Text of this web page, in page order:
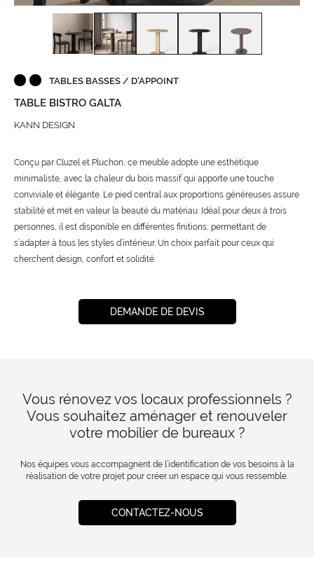
TABLES BASSES / D'APPOINT
TABLE BISTRO GALTA
KANN DESIGN
Conçu par Cluzel et Pluchon, ce meuble adopte une esthétique
minimaliste, avec la chaleur du bois massif qui apporte une touche
conviviale et élégante. Le pied central aux proportions généreuses assure
stabilité et met en valeur la beauté du matériau. Idéal pour deux à trois
personnes, il est disponible en différentes finitions, permettant de
s’adapter à tous les styles d’intérieur. Un choix parfait pour ceux qui
cherchent design, confort et solidité.
DEMANDE DE DEVIS
Vous rénovez vos locaux professionnels ?
Vous souhaitez aménager et renouveler
votre mobilier de bureaux ?
Nos équipes vous accompagnent de l’identification de vos besoins à la
réalisation de votre projet pour créer un espace qui vous ressemble.
CONTACTEZ-NOUS